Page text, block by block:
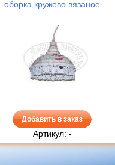
оборка кружево вязаное
Добавить в заказ
Артикул: -